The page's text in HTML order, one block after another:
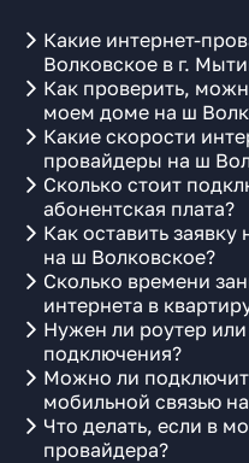
Какие интернет-
Волковское в г.
Как проверить,
моем доме на ш
Какие скорости
провайдеры на ш
Сколько стоит
абонентская плата?
Как оставить
на ш Волковское?
Сколько времени
интернета в
Нужен ли роутер
подключения?
Можно ли
мобильной связью
Что делать, если в
провайдера?